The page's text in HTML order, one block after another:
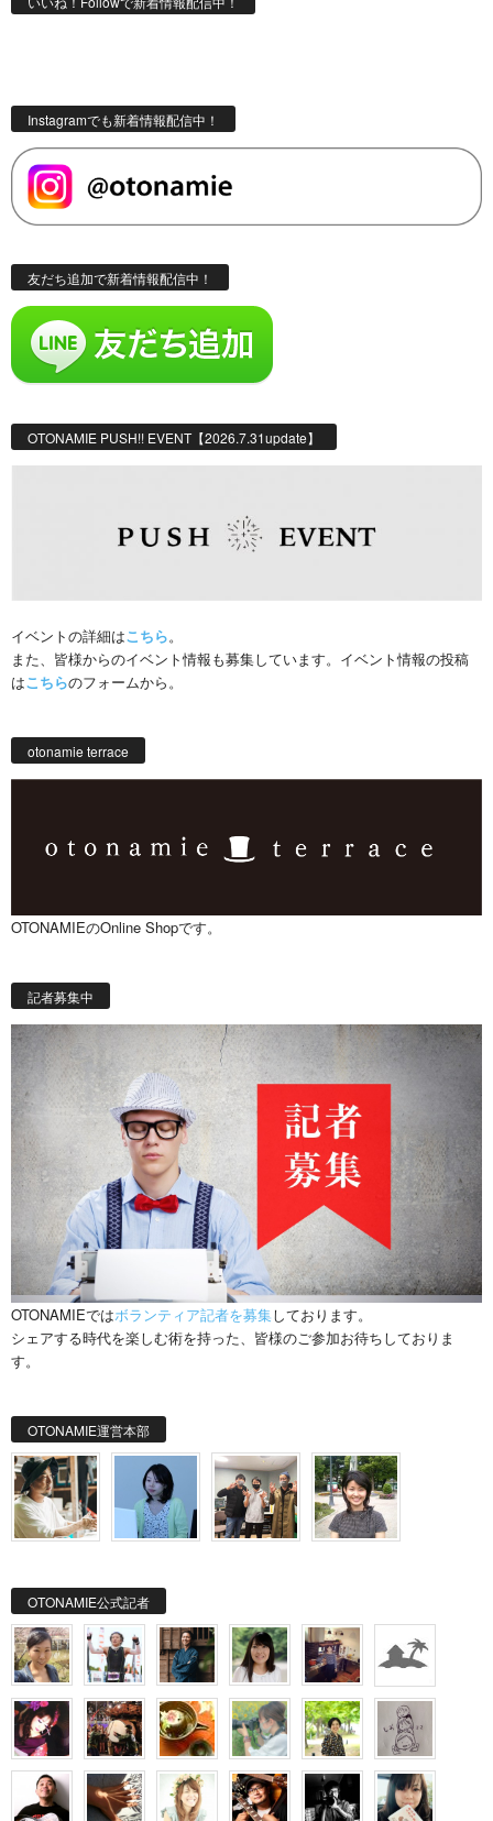
Instagramでも新着情報配信中！
友だち追加で新着情報配信中！
OTONAMIE PUSH!! EVENT【2026.7.31update】
イベントの詳細はこちら。
また、皆様からのイベント情報も募集しています。イベント情報の投稿
はこちらのフォームから。
otonamie terrace
OTONAMIEのOnline Shopです。
記者募集中
OTONAMIEではボランティア記者を募集しております。
シェアする時代を楽しむ術を持った、皆様のご参加お待ちしておりま
す。
OTONAMIE運営本部
OTONAMIE公式記者